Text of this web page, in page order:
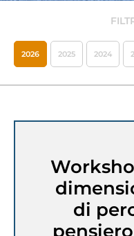
2026 2025 2024
di